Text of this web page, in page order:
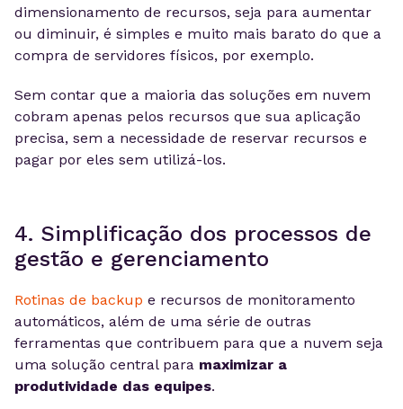
dimensionamento de recursos, seja para aumentar
ou diminuir, é simples e muito mais barato do que a
compra de servidores físicos, por exemplo.
Sem contar que a maioria das soluções em nuvem
cobram apenas pelos recursos que sua aplicação
precisa, sem a necessidade de reservar recursos e
pagar por eles sem utilizá-los.
4. Simplificação dos processos de
gestão e gerenciamento
Rotinas de backup e recursos de monitoramento
automáticos, além de uma série de outras
ferramentas que contribuem para que a nuvem seja
uma solução central para maximizar a
produtividade das equipes.